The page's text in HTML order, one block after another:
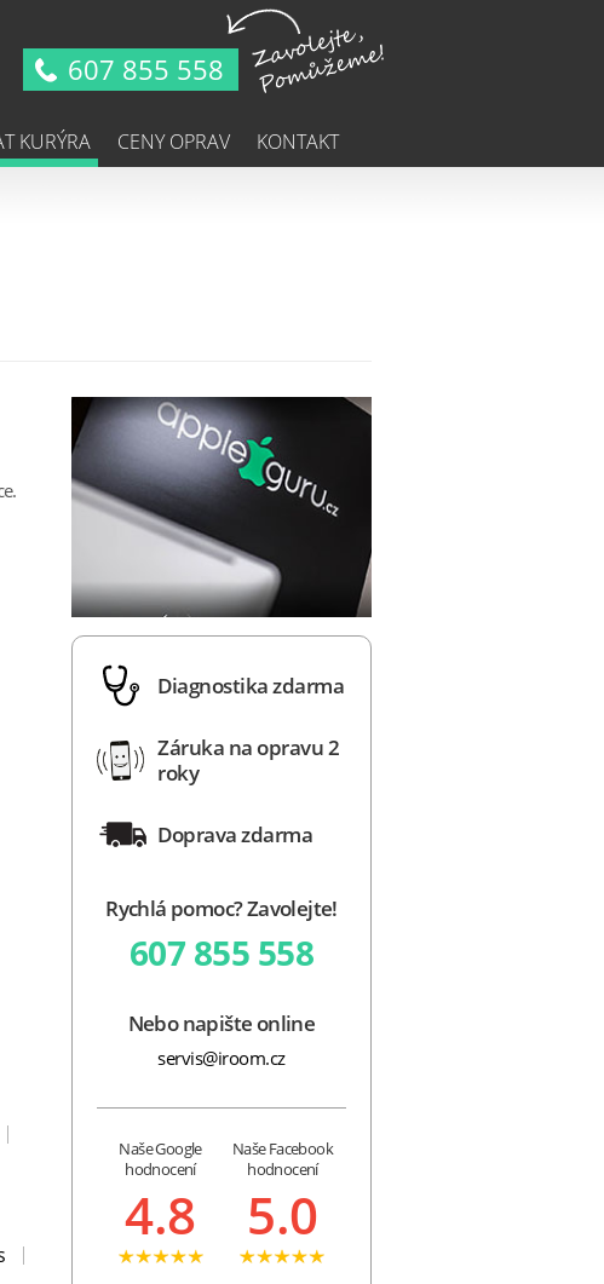
607 855 558
KURÝRA CENY OPRAV KONTAKT
Diagnostika zdarma
Záruka na opravu 2
roky
Doprava zdarma
Rychlá pomoc? Zavolejte!
607 855 558
Nebo napište online
servis@iroom.cz
Naše Google
hodnocení
4.8
Naše Facebook
hodnocení
5.0